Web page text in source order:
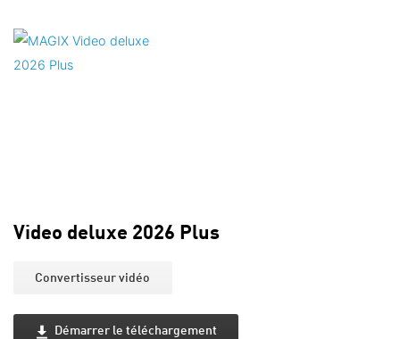
Video deluxe 2026 Plus
Convertisseur vidéo
Démarrer le téléchargement